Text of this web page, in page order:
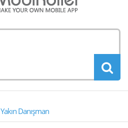
Yakın Danışman